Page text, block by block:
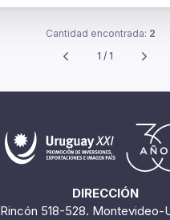
Cantidad encontrada: 2
1 / 1
DIRECCIÓN
Rincón 518-528. Montevideo-